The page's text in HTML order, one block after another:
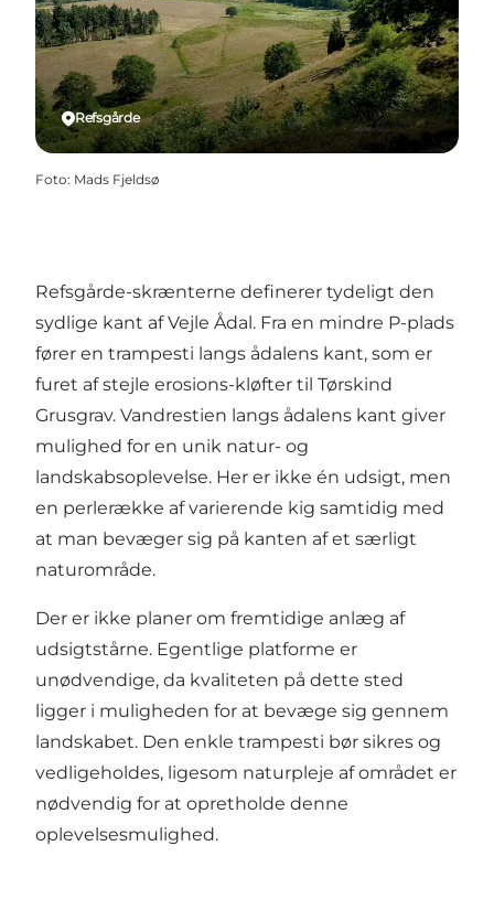
Refsgårde
Foto: Mads Fjeldsø
Refsgårde-skrænterne definerer tydeligt den
sydlige kant af Vejle Ådal. Fra en mindre P-plads
fører en trampesti langs ådalens kant, som er
furet af stejle erosions-kløfter til Tørskind
Grusgrav. Vandrestien langs ådalens kant giver
mulighed for en unik natur- og
landskabsoplevelse. Her er ikke én udsigt, men
en perlerække af varierende kig samtidig med
at man bevæger sig på kanten af et særligt
naturområde.
Der er ikke planer om fremtidige anlæg af
udsigtstårne. Egentlige platforme er
unødvendige, da kvaliteten på dette sted
ligger i muligheden for at bevæge sig gennem
landskabet. Den enkle trampesti bør sikres og
vedligeholdes, ligesom naturpleje af området er
nødvendig for at opretholde denne
oplevelsesmulighed.